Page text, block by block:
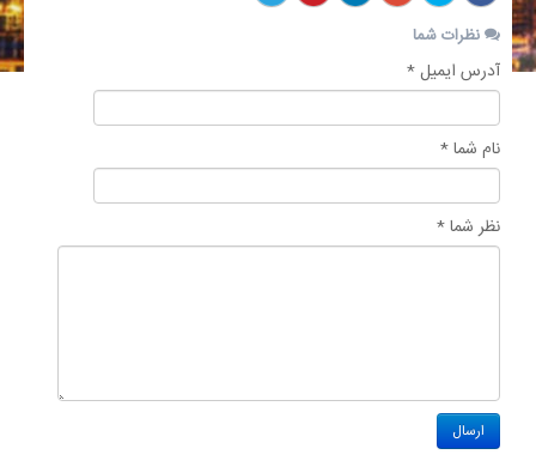
نظرات شما
آدرس ایمیل *
نام شما *
نظر شما *